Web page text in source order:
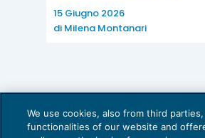
15 Giugno 2026
di Milena Montanari
We use cookies, also from third
functionalities of our website and